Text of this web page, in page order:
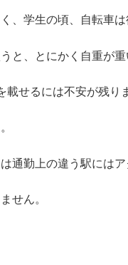
、学生の頃、自転車
と、とにかく自重が重
せるには不安が残り
通勤上の違う駅にはア
せん。